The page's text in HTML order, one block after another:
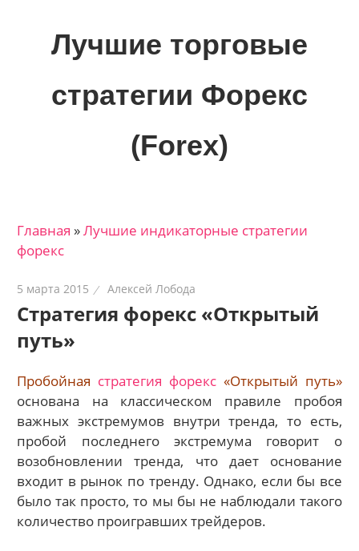
Лучшие торговые
стратегии Форекс
(Forex)
трейдеров
на
рынках:
стратегии,
сигналы,
новости…
Главная »Лучшие индикаторные cтратегии
форекс
5 марта 2015 Алексей Лобода
Стратегия форекс «Открытый
путь»
Пробойная стратегия форекс «Открытый путь»
основана на классическом правиле пробоя
важных экстремумов внутри тренда, то есть,
пробой последнего экстремума говорит о
возобновлении тренда, что дает основание
входит в рынок по тренду. Однако, если бы все
было так просто, то мы бы не наблюдали такого
количество проигравших трейдеров.